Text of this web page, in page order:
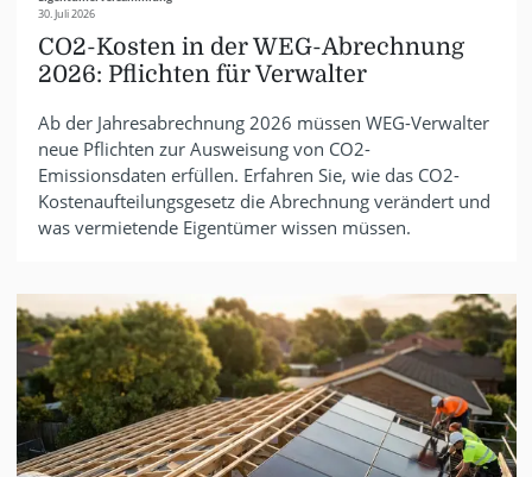
30. Juli 2026
CO2-Kosten in der WEG-Abrechnung
2026: Pflichten für Verwalter
Ab der Jahresabrechnung 2026 müssen WEG-Verwalter
neue Pflichten zur Ausweisung von CO2-
Emissionsdaten erfüllen. Erfahren Sie, wie das CO2-
Kostenaufteilungsgesetz die Abrechnung verändert und
was vermietende Eigentümer wissen müssen.